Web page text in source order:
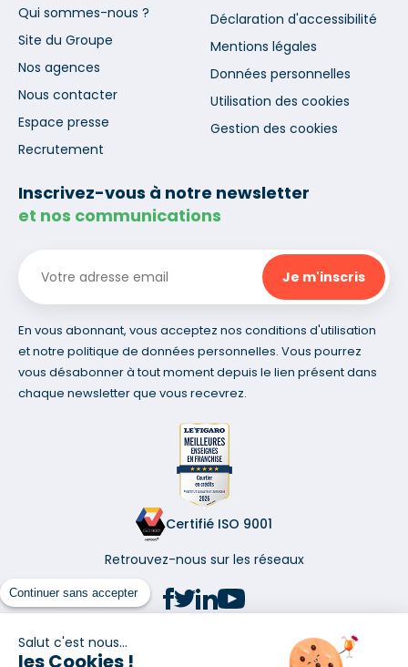
Continuer sans accepter
Salut c'est nous...
les Cookies !
Qui sommes-nous ?
Site du Groupe
Nos agences
Nous contacter
Espace presse
Recrutement
Déclaration d'accessibilité
Mentions légales
Données personnelles
Utilisation des cookies
Gestion des cookies
Inscrivez-vous à notre newsletter
et nos communications
En vous abonnant, vous acceptez nos conditions d'utilisation
et notre politique de données personnelles. Vous pourrez
vous désabonner à tout moment depuis le lien présent dans
chaque newsletter que vous recevrez.
Certifié ISO 9001
Retrouvez-nous sur les réseaux